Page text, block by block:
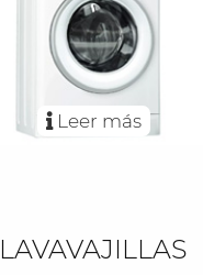
Leer más
LAVAVAJILLAS